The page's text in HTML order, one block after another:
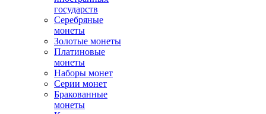
государств
Серебряные
монеты
Золотые монеты
Платиновые
монеты
Наборы монет
Серии монет
Бракованные
монеты